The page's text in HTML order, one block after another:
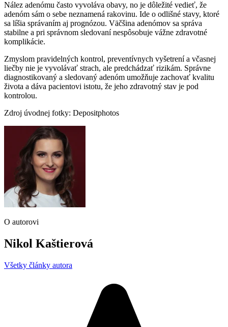
Nález adenómu často vyvoláva obavy, no je dôležité vedieť, že
adenóm sám o sebe neznamená rakovinu. Ide o odlišné stavy, ktoré
sa líšia správaním aj prognózou. Väčšina adenómov sa správa
stabilne a pri správnom sledovaní nespôsobuje vážne zdravotné
komplikácie.
Zmyslom pravidelných kontrol, preventívnych vyšetrení a včasnej
liečby nie je vyvolávať strach, ale predchádzať rizikám. Správne
diagnostikovaný a sledovaný adenóm umožňuje zachovať kvalitu
života a dáva pacientovi istotu, že jeho zdravotný stav je pod
kontrolou.
Zdroj úvodnej fotky: Depositphotos
O autorovi
Nikol Kaštierová
Všetky články autora